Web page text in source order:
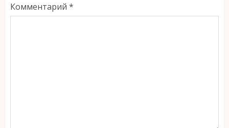
Комментарий *